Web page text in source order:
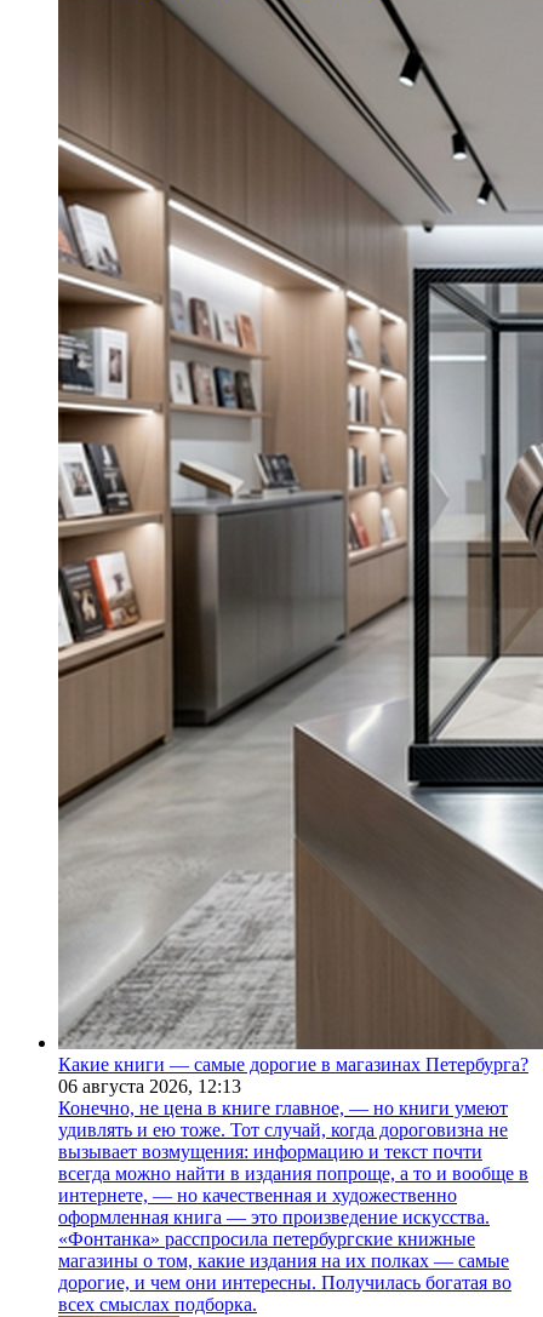
Какие книги — самые дорогие в магазинах Петербурга?
06 августа 2026, 12:13
Конечно, не цена в книге главное, — но книги умеют
удивлять и ею тоже. Тот случай, когда дороговизна не
вызывает возмущения: информацию и текст почти
всегда можно найти в издания попроще, а то и вообще в
интернете, — но качественная и художественно
оформленная книга — это произведение искусства.
«Фонтанка» расспросила петербургские книжные
магазины о том, какие издания на их полках — самые
дорогие, и чем они интересны. Получилась богатая во
всех смыслах подборка.